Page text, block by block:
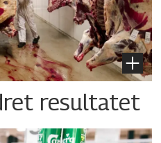
resultatet